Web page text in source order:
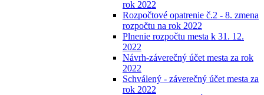
rok 2022
Rozpočtové opatrenie č.2 - 8. zmena
rozpočtu na rok 2022
Plnenie rozpočtu mesta k 31. 12.
2022
Návrh-záverečný účet mesta za rok
2022
Schválený - záverečný účet mesta za
rok 2022